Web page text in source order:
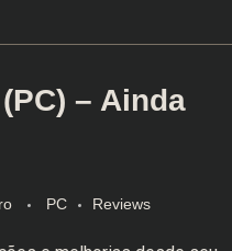
– Ainda
PC Reviews